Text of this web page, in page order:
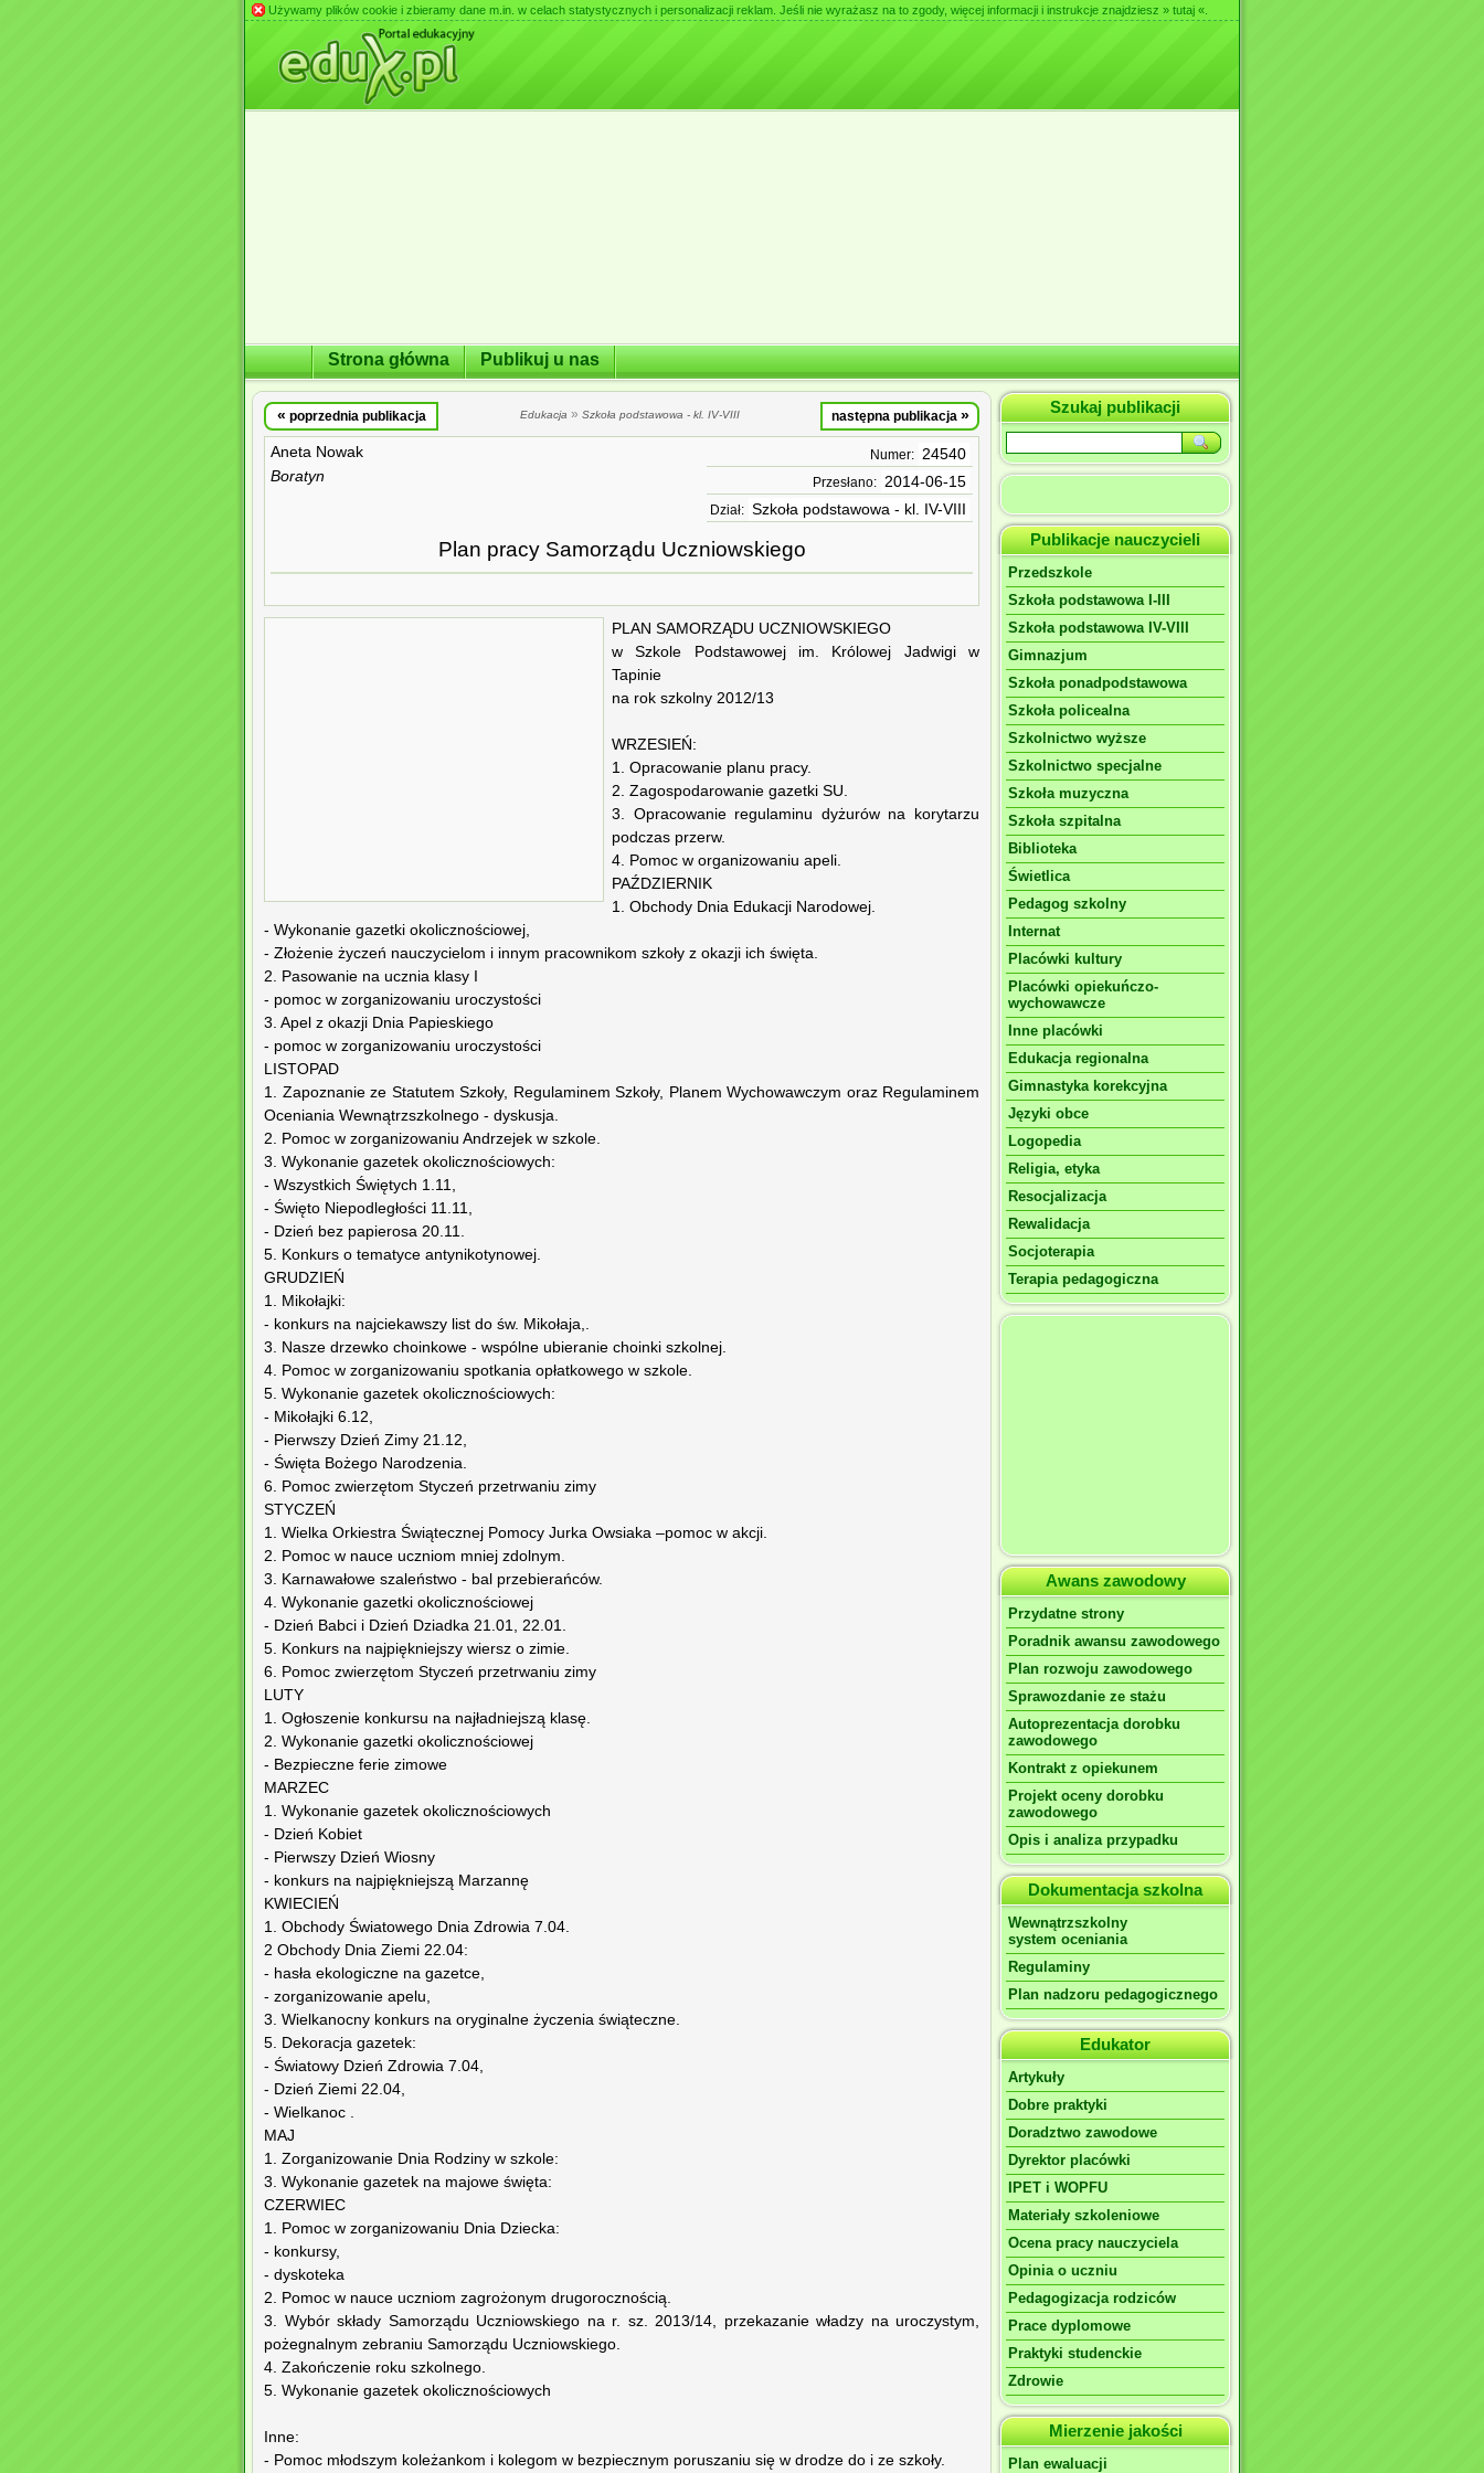
Używamy plików cookie i zbieramy dane m.in. w celach statystycznych i personalizacji reklam. Jeśli nie wyrażasz na to zgody, więcej informacji i instrukcje znajdziesz » tutaj «
Strona główna Publikuj u nas
« poprzednia publikacja Edukacja » Szkoła podstawowa - kl. IV-VIII następna publikacja »
Aneta Nowak
Boratyn
Numer: 24540
Przesłano: 2014-06-15
Dział: Szkoła podstawowa - kl. IV-VIII
Plan pracy Samorządu Uczniowskiego
PLAN SAMORZĄDU UCZNIOWSKIEGO
w Szkole Podstawowej im. Królowej Jadwigi w
Tapinie
na rok szkolny 2012/13
WRZESIEŃ:
1. Opracowanie planu pracy.
2. Zagospodarowanie gazetki SU.
3. Opracowanie regulaminu dyżurów na korytarzu
podczas przerw.
4. Pomoc w organizowaniu apeli.
PAŹDZIERNIK
1. Obchody Dnia Edukacji Narodowej.
- Wykonanie gazetki okolicznościowej,
- Złożenie życzeń nauczycielom i innym pracownikom szkoły z okazji ich święta.
2. Pasowanie na ucznia klasy I
- pomoc w zorganizowaniu uroczystości
3. Apel z okazji Dnia Papieskiego
- pomoc w zorganizowaniu uroczystości
LISTOPAD
1. Zapoznanie ze Statutem Szkoły, Regulaminem Szkoły, Planem Wychowawczym oraz Regulaminem
Oceniania Wewnątrzszkolnego - dyskusja.
2. Pomoc w zorganizowaniu Andrzejek w szkole.
3. Wykonanie gazetek okolicznościowych:
- Wszystkich Świętych 1.11,
- Święto Niepodległości 11.11,
- Dzień bez papierosa 20.11.
5. Konkurs o tematyce antynikotynowej.
GRUDZIEŃ
1. Mikołajki:
- konkurs na najciekawszy list do św. Mikołaja,.
3. Nasze drzewko choinkowe - wspólne ubieranie choinki szkolnej.
4. Pomoc w zorganizowaniu spotkania opłatkowego w szkole.
5. Wykonanie gazetek okolicznościowych:
- Mikołajki 6.12,
- Pierwszy Dzień Zimy 21.12,
- Święta Bożego Narodzenia.
6. Pomoc zwierzętom Styczeń przetrwaniu zimy
STYCZEŃ
1. Wielka Orkiestra Świątecznej Pomocy Jurka Owsiaka –pomoc w akcji.
2. Pomoc w nauce uczniom mniej zdolnym.
3. Karnawałowe szaleństwo - bal przebierańców.
4. Wykonanie gazetki okolicznościowej
- Dzień Babci i Dzień Dziadka 21.01, 22.01.
5. Konkurs na najpiękniejszy wiersz o zimie.
6. Pomoc zwierzętom Styczeń przetrwaniu zimy
LUTY
1. Ogłoszenie konkursu na najładniejszą klasę.
2. Wykonanie gazetki okolicznościowej
- Bezpieczne ferie zimowe
MARZEC
1. Wykonanie gazetek okolicznościowych
- Dzień Kobiet
- Pierwszy Dzień Wiosny
- konkurs na najpiękniejszą Marzannę
KWIECIEŃ
1. Obchody Światowego Dnia Zdrowia 7.04.
2 Obchody Dnia Ziemi 22.04:
- hasła ekologiczne na gazetce,
- zorganizowanie apelu,
3. Wielkanocny konkurs na oryginalne życzenia świąteczne.
5. Dekoracja gazetek:
- Światowy Dzień Zdrowia 7.04,
- Dzień Ziemi 22.04,
- Wielkanoc .
MAJ
1. Zorganizowanie Dnia Rodziny w szkole:
3. Wykonanie gazetek na majowe święta:
CZERWIEC
1. Pomoc w zorganizowaniu Dnia Dziecka:
- konkursy,
- dyskoteka
2. Pomoc w nauce uczniom zagrożonym drugorocznością.
3. Wybór składy Samorządu Uczniowskiego na r. sz. 2013/14, przekazanie władzy na uroczystym,
pożegnalnym zebraniu Samorządu Uczniowskiego.
4. Zakończenie roku szkolnego.
5. Wykonanie gazetek okolicznościowych
Inne:
- Pomoc młodszym koleżankom i kolegom w bezpiecznym poruszaniu się w drodze do i ze szkoły.
Szukaj publikacji
Publikacje nauczycieli
Przedszkole
Szkoła podstawowa I-III
Szkoła podstawowa IV-VIII
Gimnazjum
Szkoła ponadpodstawowa
Szkoła policealna
Szkolnictwo wyższe
Szkolnictwo specjalne
Szkoła muzyczna
Szkoła szpitalna
Biblioteka
Świetlica
Pedagog szkolny
Internat
Placówki kultury
Placówki opiekuńczo-
wychowawcze
Inne placówki
Edukacja regionalna
Gimnastyka korekcyjna
Języki obce
Logopedia
Religia, etyka
Resocjalizacja
Rewalidacja
Socjoterapia
Terapia pedagogiczna
Awans zawodowy
Przydatne strony
Poradnik awansu zawodowego
Plan rozwoju zawodowego
Sprawozdanie ze stażu
Autoprezentacja dorobku
zawodowego
Kontrakt z opiekunem
Projekt oceny dorobku
zawodowego
Opis i analiza przypadku
Dokumentacja szkolna
Wewnątrzszkolny
system oceniania
Regulaminy
Plan nadzoru pedagogicznego
Edukator
Artykuły
Dobre praktyki
Doradztwo zawodowe
Dyrektor placówki
IPET i WOPFU
Materiały szkoleniowe
Ocena pracy nauczyciela
Opinia o uczniu
Pedagogizacja rodziców
Prace dyplomowe
Praktyki studenckie
Zdrowie
Mierzenie jakości
Plan ewaluacji